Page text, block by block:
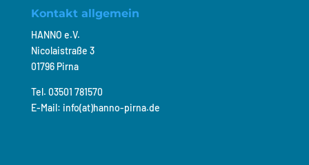
Kontakt allgemein
HANNO e.V.
Nicolaistraße 3
01796 Pirna
Tel. 03501 781570
E-Mail: info(at)hanno-pirna.de